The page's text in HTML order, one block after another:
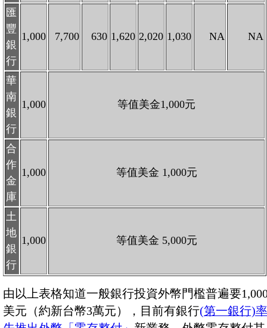
匯
豐
銀
行
1,000 7,700 630 1,620 2,020 1,030 NA NA
華
南
銀
行
1,000 等值美金1,000元
合
作
金
庫
1,000 等值美金 1,000元
土
地
銀
行
1,000 等值美金 5,000元
由以上表格知道一般銀行投資外幣門檻普遍要
美元（約新台幣3萬元），目前有銀行(第一銀行)率